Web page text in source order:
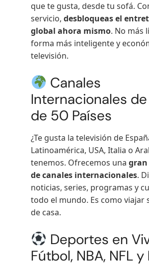
que te gusta, desde tu sofá.
servicio,desbloqueas el
global ahora mismo. No más
forma más inteligente y
televisión.
Canales
Internacionales
de 50 Países
¿Te gusta la televisión de
Latinoamérica, USA, Italia o
tenemos. Ofrecemos unagran
de canales internacionales.
noticias, series, programas y
todo el mundo. Es como viajar
de casa.
Deportes en
Fútbol, NBA, NFL y